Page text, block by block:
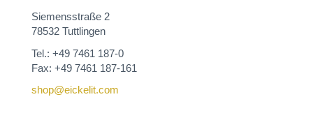
Siemensstraße 2
78532 Tuttlingen
Tel.: +49 7461 187-0
Fax: +49 7461 187-161
shop@eickelit.com